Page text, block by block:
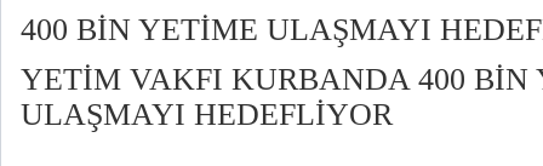
400 BİN YETİME ULAŞMAYI
YETİM VAKFI KURBANDA 400 BİN
ULAŞMAYI HEDEFLİYOR